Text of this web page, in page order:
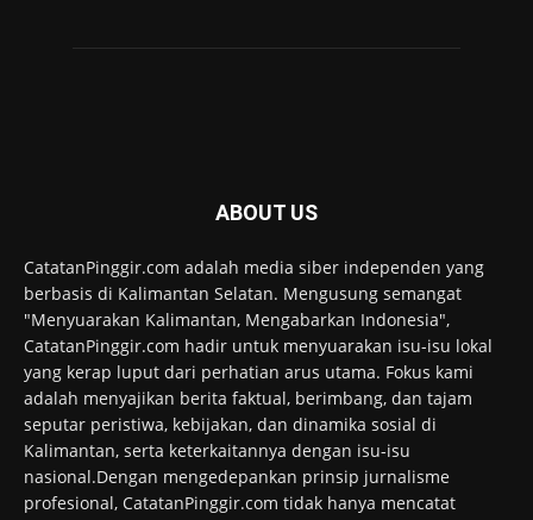
ABOUT US
CatatanPinggir.com adalah media siber independen yang
berbasis di Kalimantan Selatan. Mengusung semangat
"Menyuarakan Kalimantan, Mengabarkan Indonesia",
CatatanPinggir.com hadir untuk menyuarakan isu-isu lokal
yang kerap luput dari perhatian arus utama. Fokus kami
adalah menyajikan berita faktual, berimbang, dan tajam
seputar peristiwa, kebijakan, dan dinamika sosial di
Kalimantan, serta keterkaitannya dengan isu-isu
nasional.Dengan mengedepankan prinsip jurnalisme
profesional, CatatanPinggir.com tidak hanya mencatat